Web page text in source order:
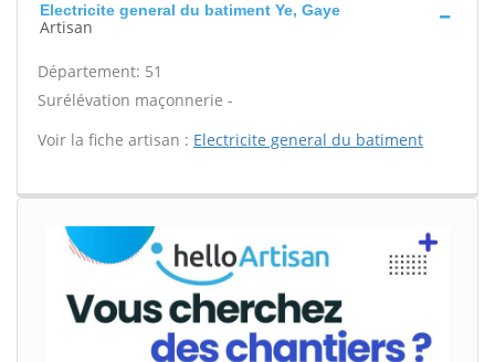
Electricite general du batiment Ye, Gaye
Artisan
Département: 51
Surélévation maçonnerie -
Voir la fiche artisan : Electricite general du batiment